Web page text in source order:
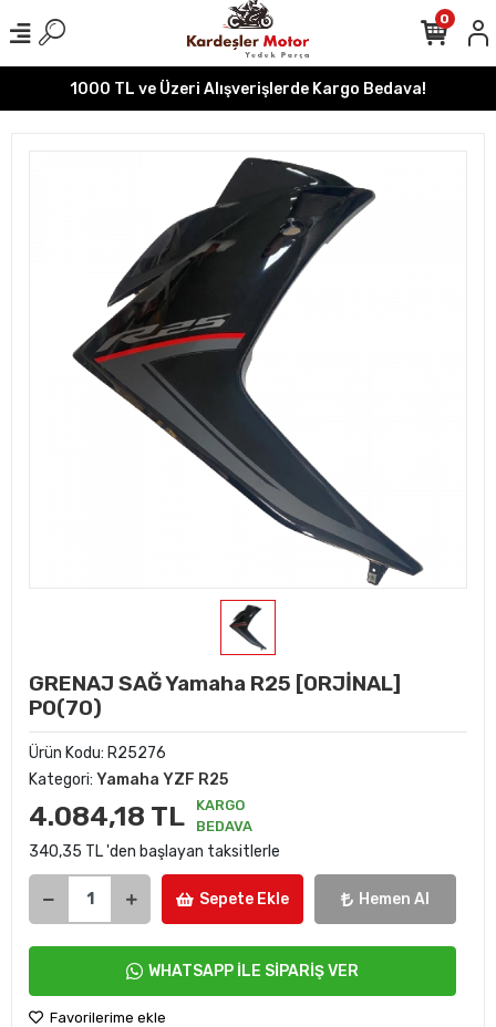
1000 TL ve Üzeri Alışverişlerde Kargo Bedava!
0
GRENAJ SAĞ Yamaha R25 [ORJİNAL]
P0(70)
Ürün Kodu: R25276
Kategori: Yamaha YZF R25
4.084,18 TL
KARGO
BEDAVA
340,35 TL 'den başlayan taksitlerle
Sepete Ekle Hemen Al
WHATSAPP İLE SİPARİŞ VER
Favorilerime ekle